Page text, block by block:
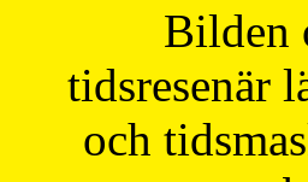
Bilden
tidsresenär
och